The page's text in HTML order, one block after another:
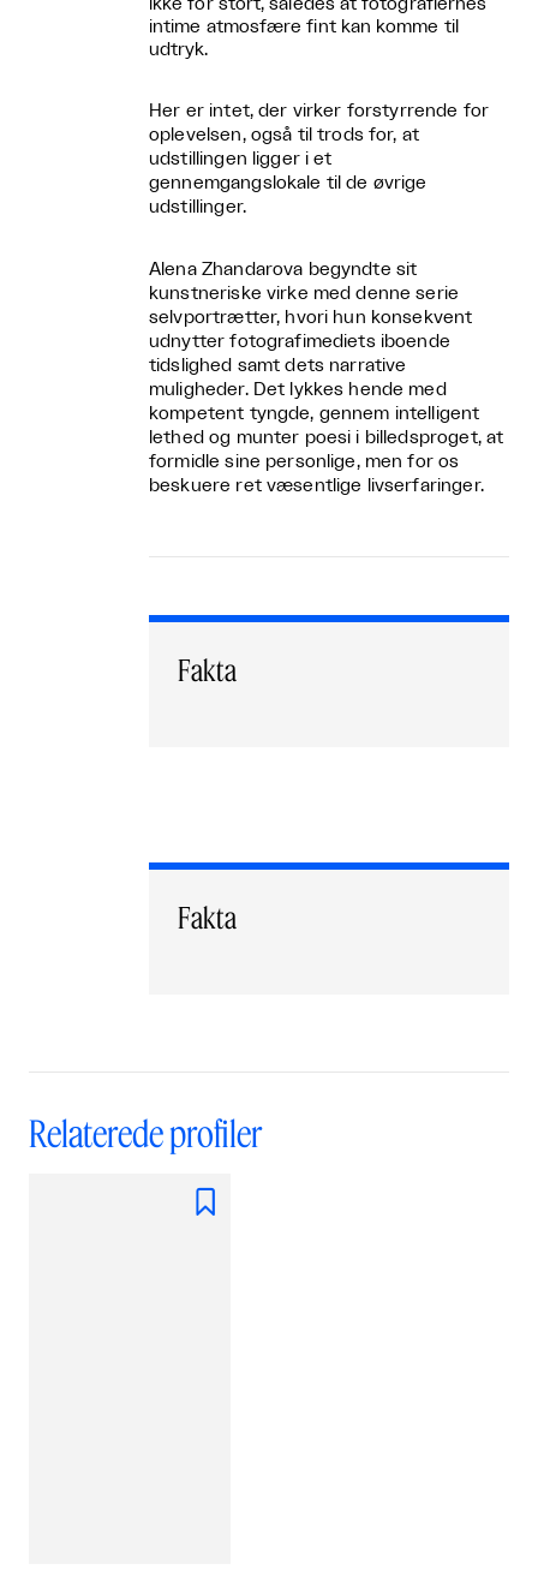
ikke for stort, således at fotografiernes
intime atmosfære fint kan komme til
udtryk.
Her er intet, der virker forstyrrende for
oplevelsen, også til trods for, at
udstillingen ligger i et
gennemgangslokale til de øvrige
udstillinger.
Alena Zhandarova begyndte sit
kunstneriske virke med denne serie
selvportrætter, hvori hun konsekvent
udnytter fotografimediets iboende
tidslighed samt dets narrative
muligheder. Det lykkes hende med
kompetent tyngde, gennem intelligent
lethed og munter poesi i billedsproget, at
formidle sine personlige, men for os
beskuere ret væsentlige livserfaringer.
Fakta
Fakta
Relaterede profiler
